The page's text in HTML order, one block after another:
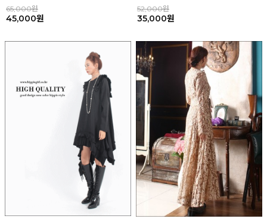
65,000원
45,000원
52,000원
35,000원